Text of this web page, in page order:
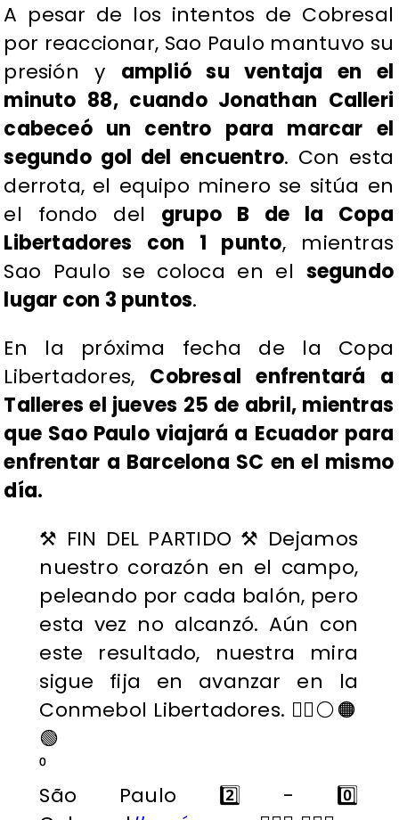
A pesar de los intentos de Cobresal
por reaccionar, Sao Paulo mantuvo su
presión y amplió su ventaja en el
minuto 88, cuando Jonathan Calleri
cabeceó un centro para marcar el
segundo gol del encuentro. Con esta
derrota, el equipo minero se sitúa en
el fondo del grupo B de la Copa
Libertadores con 1 punto, mientras
Sao Paulo se coloca en el segundo
lugar con 3 puntos.
En la próxima fecha de la Copa
Libertadores, Cobresal enfrentará a
Talleres el jueves 25 de abril, mientras
que Sao Paulo viajará a Ecuador para
enfrentar a Barcelona SC en el mismo
día.
⚒️ FIN DEL PARTIDO ⚒️ Dejamos
nuestro corazón en el campo,
peleando por cada balón, pero
esta vez no alcanzó. Aún con
este resultado, nuestra mira
sigue fija en avanzar en la
Conmebol Libertadores. ✊🏽⚪️🟠
🟢
⁰
São Paulo 2️⃣ - 0️⃣